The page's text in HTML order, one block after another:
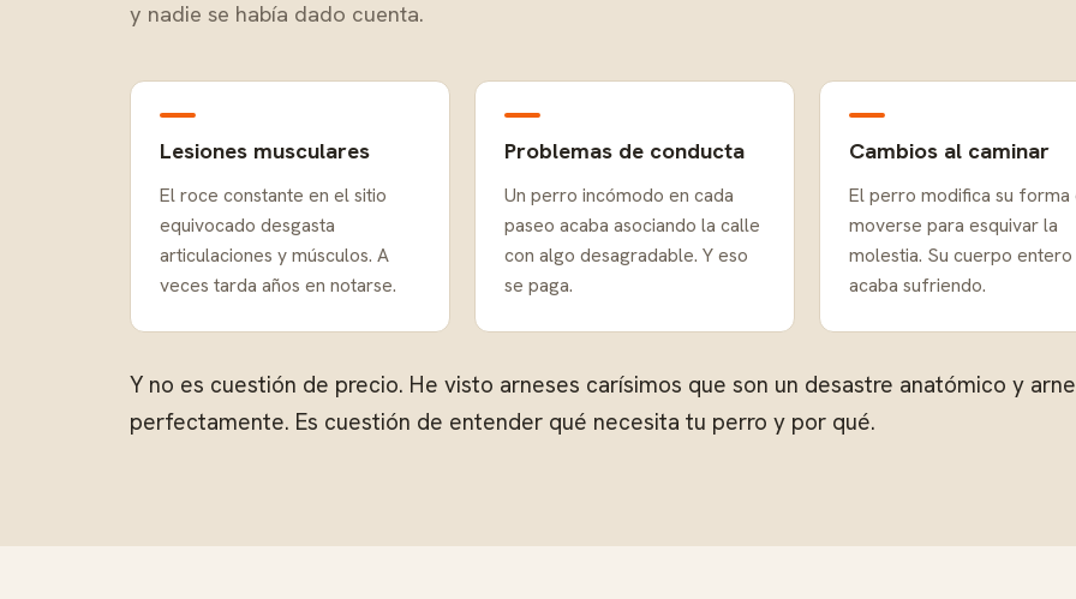
y nadie se había dado cuenta.
Lesiones musculares
El roce constante en el sitio
equivocado desgasta
articulaciones y músculos. A
veces tarda años en notarse.
Problemas de conducta
Un perro incómodo en cada
paseo acaba asociando la calle
con algo desagradable. Y eso
se paga.
Cambios al caminar
El perro modifica su forma
moverse para esquivar la
molestia. Su cuerpo
acaba sufriendo.
Y no es cuestión de precio. He visto arneses carísimos que son un desastre anatómico y
perfectamente. Es cuestión de entender qué necesita tu perro y por qué.